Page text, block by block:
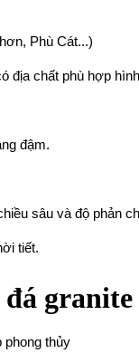
Phù Cát...)
địa chất phù hợp
đậm.
sâu và độ phản
tiết.
phong thủy